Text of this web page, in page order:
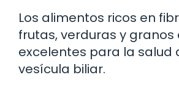
Los alimentos ricos en
frutas, verduras y granos
excelentes para la salud
vesícula biliar.